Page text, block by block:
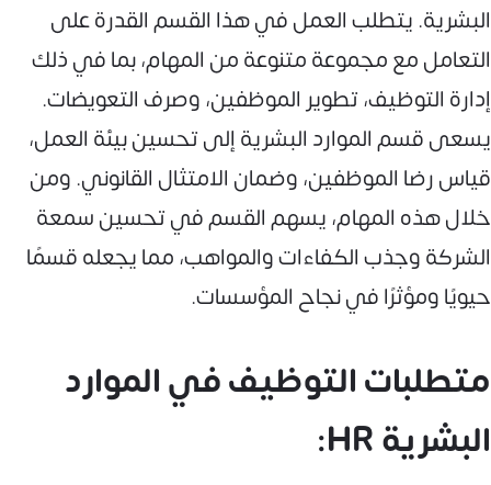
البشرية. يتطلب العمل في هذا القسم القدرة على
التعامل مع مجموعة متنوعة من المهام، بما في ذلك
إدارة التوظيف، تطوير الموظفين، وصرف التعويضات.
يسعى قسم الموارد البشرية إلى تحسين بيئة العمل،
قياس رضا الموظفين، وضمان الامتثال القانوني. ومن
خلال هذه المهام، يسهم القسم في تحسين سمعة
الشركة وجذب الكفاءات والمواهب، مما يجعله قسمًا
حيويًا ومؤثرًا في نجاح المؤسسات.
متطلبات التوظيف في الموارد
البشرية HR: